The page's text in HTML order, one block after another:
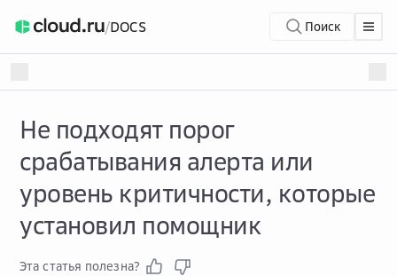
/DOCS Поиск
Не подходят порог
срабатывания алерта или
уровень критичности, которые
установил помощник
Эта статья полезна?